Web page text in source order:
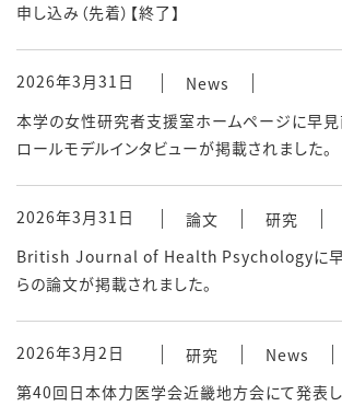
申し込み（先着）【終了】
2026年3月31日
News
本学の女性研究者支援室ホームページに早
ロールモデルインタビューが掲載されました。
2026年3月31日 論文
研究
British Journal of Health Psychologyに早
らの論文が掲載されました。
2026年3月2日 研究
News
第40回日本体力医学会近畿地方会にて発表し